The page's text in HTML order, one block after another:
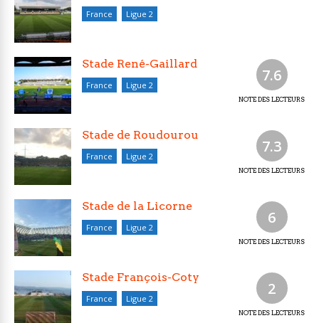
France Ligue 2
7.6
NOTE DES LECTEURS
Stade René-Gaillard
France Ligue 2
7.3
NOTE DES LECTEURS
Stade de Roudourou
France Ligue 2
6
NOTE DES LECTEURS
Stade de la Licorne
France Ligue 2
2
NOTE DES LECTEURS
Stade François-Coty
France Ligue 2